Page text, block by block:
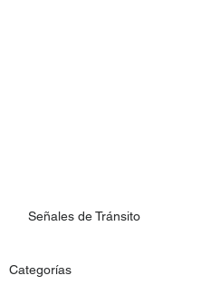
Señales de Tránsito
Categorías